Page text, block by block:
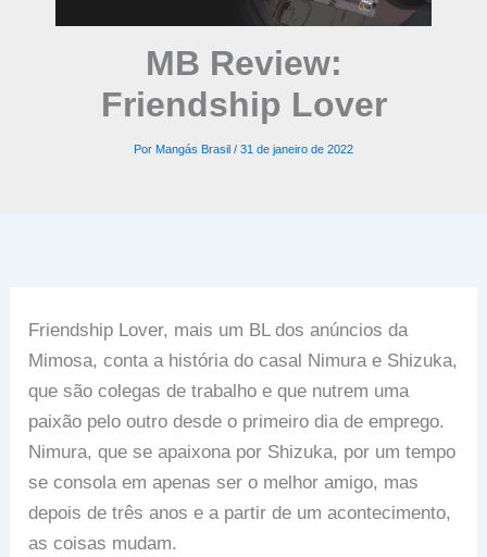
MB Review:
Friendship Lover
Por Mangás Brasil / 31 de janeiro de 2022
Friendship Lover, mais um BL dos anúncios da
Mimosa, conta a história do casal Nimura e Shizuka,
que são colegas de trabalho e que nutrem uma
paixão pelo outro desde o primeiro dia de emprego.
Nimura, que se apaixona por Shizuka, por um tempo
se consola em apenas ser o melhor amigo, mas
depois de três anos e a partir de um acontecimento,
as coisas mudam.